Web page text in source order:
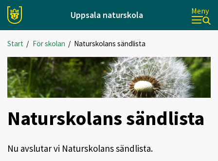
Uppsala naturskola Meny
Start / För skolan / Naturskolans sändlista
Naturskolans sändlista
Nu avslutar vi Naturskolans sändlista.